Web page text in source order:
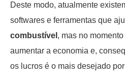
Deste modo, atualmente
softwares e ferramentas que
combustível , mas no
aumentar a economia e,
os lucros é o mais desejado